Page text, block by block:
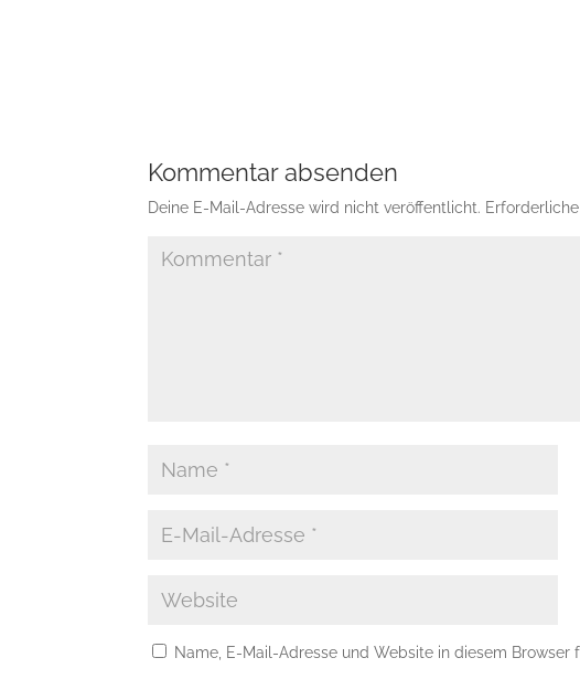
Kommentar absenden
Deine E-Mail-Adresse wird nicht veröffentlicht.
Name, E-Mail-Adresse und Website in diesem